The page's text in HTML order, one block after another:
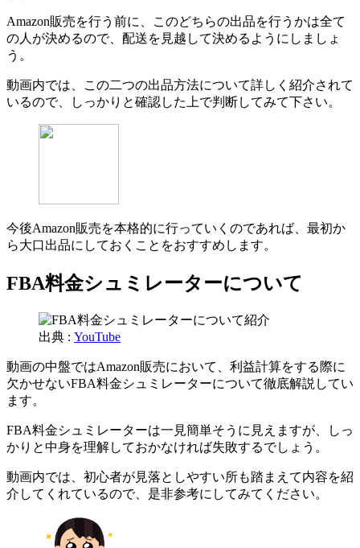
Amazon販売を行う前に、このどちらの出品を行うかは全て
の人が決めるので、配送を見越して決めるようにしましょ
う。
動画内では、この二つの出品方法について詳しく紹介されて
いるので、しっかりと確認した上で判断してみて下さい。
今後Amazon販売を本格的に行っていくのであれば、最初か
ら大口出品にしておくことをおすすめします。
FBA料金シュミレーターについて
出典 : YouTube
動画の中盤ではAmazon販売において、利益計算をする際に
欠かせないFBA料金シュミレーターについて徹底解説してい
ます。
FBA料金シュミレーターは一見簡単そうに見えますが、しっ
かりと中身を理解しておかなければ失敗するでしょう。
動画内では、初心者が見落としやすい所も踏まえて内容を紹
介してくれているので、是非参考にしてみてください。